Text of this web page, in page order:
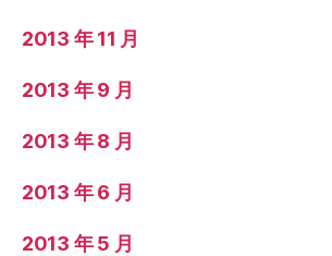
2013 年 11 月
2013 年 9 月
2013 年 8 月
2013 年 6 月
2013 年 5 月